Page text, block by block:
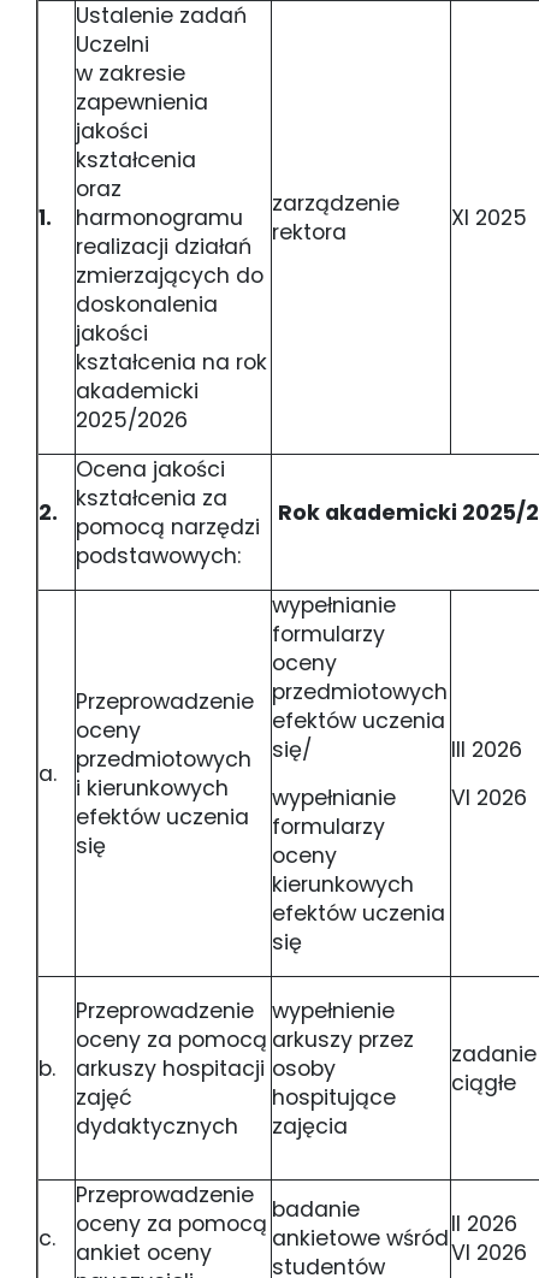
1.
Ustalenie zadań
Uczelni
w zakresie
zapewnienia
jakości
kształcenia
oraz
harmonogramu
realizacji działań
zmierzających do
doskonalenia
jakości
kształcenia na rok
akademicki
2025/2026
zarządzenie
rektora
XI 2025
2.
Ocena jakości
kształcenia za
pomocą narzędzi
podstawowych:
Rok akademicki 2025/
a.
Przeprowadzenie
oceny
przedmiotowych
i kierunkowych
efektów uczenia
się
wypełnianie
formularzy
oceny
przedmiotowych
efektów uczenia
się/
wypełnianie
formularzy
oceny
kierunkowych
efektów uczenia
się
III 2026
VI 2026
b.
Przeprowadzenie
oceny za pomocą
arkuszy hospitacji
zajęć
dydaktycznych
wypełnienie
arkuszy przez
osoby
hospitujące
zajęcia
zadanie
ciągłe
c.
Przeprowadzenie
oceny za pomocą
ankiet oceny
badanie
ankietowe wśród
studentów
II 2026
VI 2026